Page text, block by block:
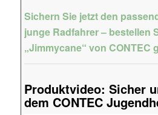
Sichern Sie jetzt den
junge Radfahrer – bestellen
„Jimmycane“ von CONTEC
Produktvideo: Sicher
dem CONTEC